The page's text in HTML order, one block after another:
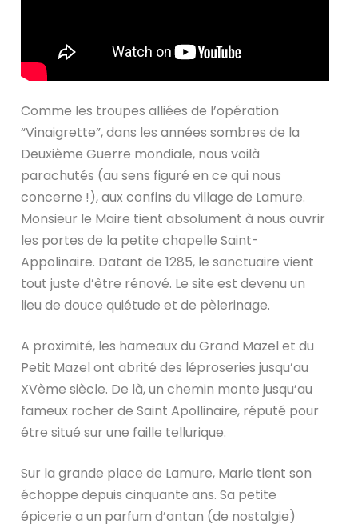
Comme les troupes alliées de l’opération
“Vinaigrette”, dans les années sombres de la
Deuxième Guerre mondiale, nous voilà
parachutés (au sens figuré en ce qui nous
concerne !), aux confins du village de Lamure.
Monsieur le Maire tient absolument à nous ouvrir
les portes de la petite chapelle Saint-
Appolinaire. Datant de 1285, le sanctuaire vient
tout juste d’être rénové. Le site est devenu un
lieu de douce quiétude et de pèlerinage.
A proximité, les hameaux du Grand Mazel et du
Petit Mazel ont abrité des léproseries jusqu’au
XVème siècle. De là, un chemin monte jusqu’au
fameux rocher de Saint Apollinaire, réputé pour
être situé sur une faille tellurique.
Sur la grande place de Lamure, Marie tient son
échoppe depuis cinquante ans. Sa petite
épicerie a un parfum d’antan (de nostalgie)